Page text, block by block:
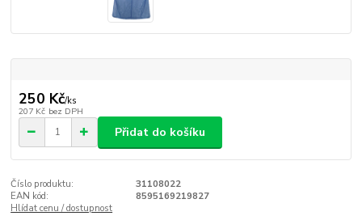
250 Kč/ks
207 Kč bez DPH
Přidat do košíku
Číslo produktu:
31108022
EAN kód:
8595169219827
Hlídat cenu / dostupnost